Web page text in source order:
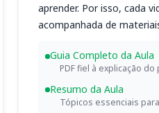
aprender. Por isso, cada
acompanhada de
Guia Completo da Aula
PDF fiel à explicação
Resumo da Aula
Tópicos essenciais